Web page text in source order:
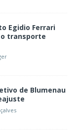
Egidio Ferrari
transporte
de Blumenau